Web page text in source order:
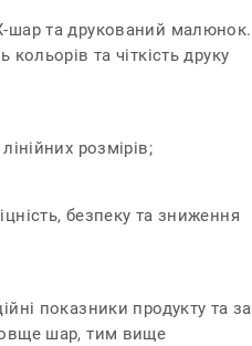
шар та друкований малюнок.
кольорів та чіткість друку
розмірів;
безпеку та зниження
показники продукту та за
шар, тим вище